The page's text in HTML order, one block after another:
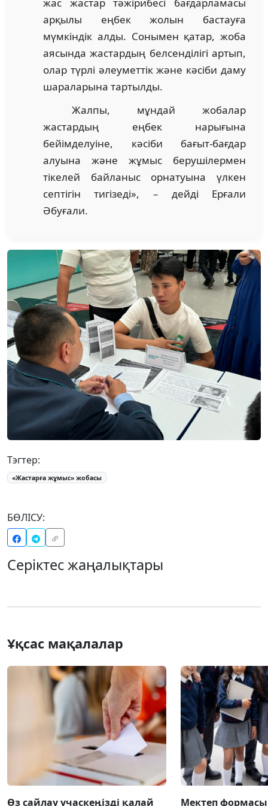
арқылы еңбек жолын бастауға
мүмкіндік алды. Сонымен қатар, жоба
аясында жастардың белсенділігі артып,
олар түрлі әлеуметтік және кәсіби даму
шараларына тартылды.
Жалпы, мұндай жобалар
жастардың еңбек нарығына
бейімделуіне, кәсіби бағыт-бағдар
алуына және жұмыс берушілермен
тікелей байланыс орнатуына үлкен
септігін тигізеді», – дейді Ерғали
Әбуғали.
Тэгтер:
«Жастарға жұмыс» жобасы
БӨЛІСУ:
Серіктес жаңалықтары
Ұқсас мақалалар
Өз сайлау учаскеңізді қалай
Мектеп